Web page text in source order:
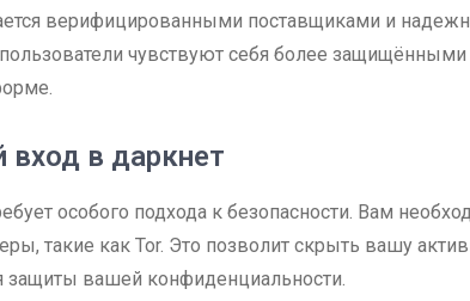
верифицированными поставщиками и
чувствуют себя более
вход в даркнет
особого подхода к безопасности. Вам
такие как Tor. Это позволит скрыть вашу
защиты вашей конфиденциальности.